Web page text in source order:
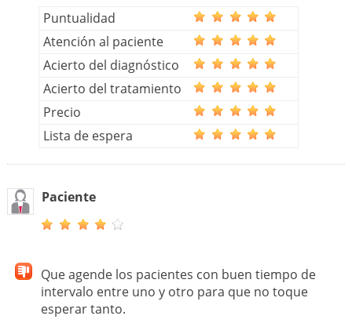
Puntualidad
Atención al paciente
Acierto del diagnóstico
Acierto del tratamiento
Precio
Lista de espera
Paciente
Que agende los pacientes con buen tiempo de
intervalo entre uno y otro para que no toque
esperar tanto.